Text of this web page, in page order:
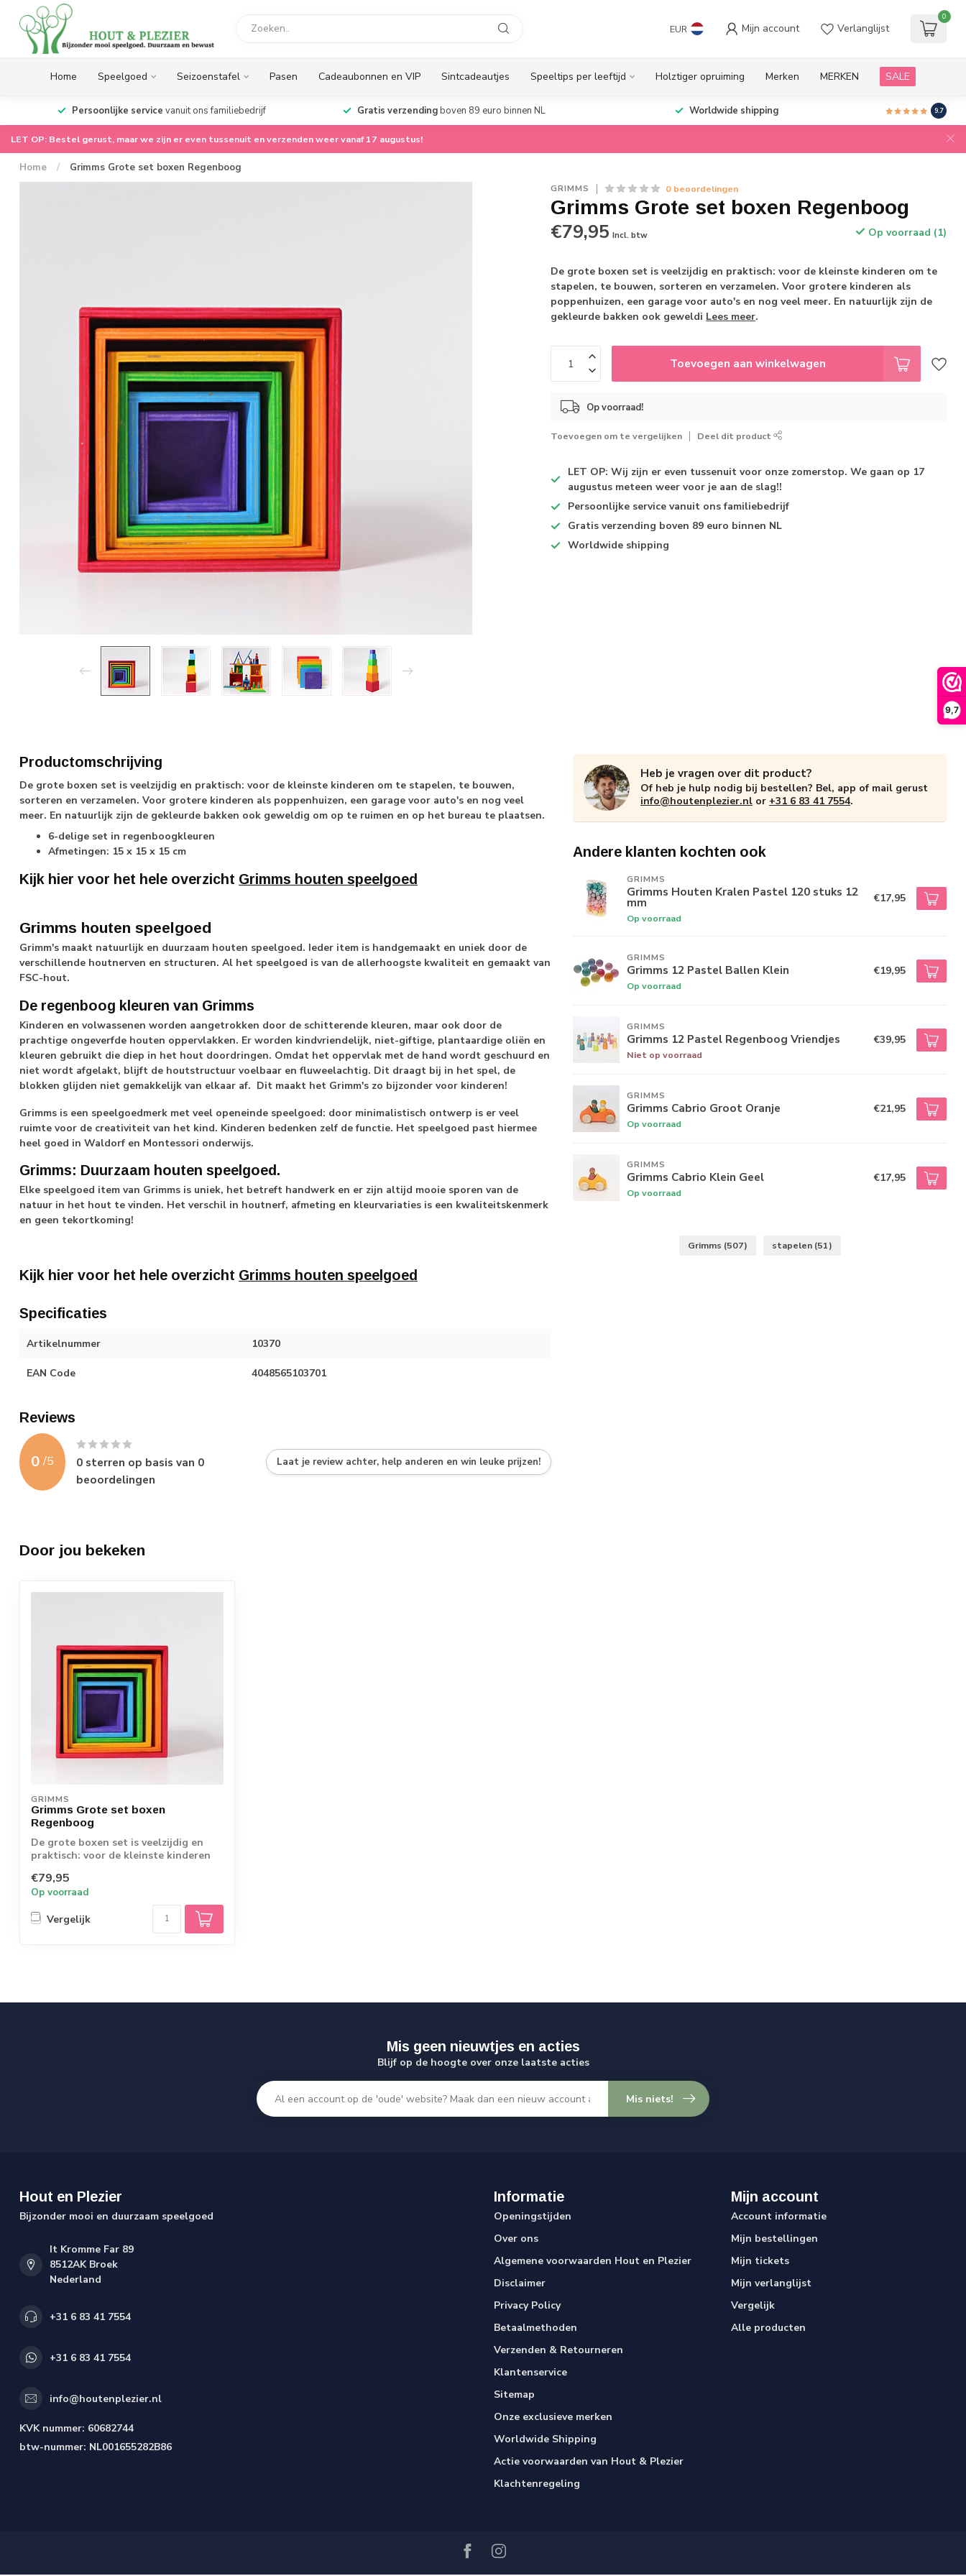
9,7
EUR Mijn account Verlanglijst
0
Home Speelgoed Seizoenstafel Pasen Cadeaubonnen en VIP Sintcadeautjes Speeltips per leeftijd Holztiger opruiming Merken MERKEN SALE
Persoonlijke service vanuit ons familiebedrijf Gratis verzendingboven 89 euro binnen NL Worldwide shipping 9.7
LET OP: Bestel gerust, maar we zijn er even tussenuit en verzenden weer vanaf 17 augustus!
Home / Grimms Grote set boxen Regenboog
GRIMMS 0 beoordelingen
Grimms Grote set boxen Regenboog
€79,95 Incl. btw Op voorraad (1)
De grote boxen set is veelzijdig en praktisch: voor de kleinste kinderen om te
stapelen, te bouwen, sorteren en verzamelen. Voor grotere kinderen als
poppenhuizen, een garage voor auto's en nog veel meer. En natuurlijk zijn de
gekleurde bakken ook geweldi Lees meer.
Toevoegen aan winkelwagen
Op voorraad!
Toevoegen om te vergelijken Deel dit product
LET OP: Wij zijn er even tussenuit voor onze zomerstop. We gaan op 17
augustus meteen weer voor je aan de slag!!
Persoonlijke service vanuit ons familiebedrijf
Gratis verzending boven 89 euro binnen NL
Worldwide shipping
Productomschrijving
De grote boxen set is veelzijdig en praktisch: voor de kleinste kinderen om te stapelen, te bouwen,
sorteren en verzamelen. Voor grotere kinderen als poppenhuizen, een garage voor auto's en nog veel
meer. En natuurlijk zijn de gekleurde bakken ook geweldig om op te ruimen en op het bureau te plaatsen.
6-delige set in regenboogkleuren
Afmetingen: 15 x 15 x 15 cm
Kijk hier voor het hele overzicht Grimms houten speelgoed
Grimms houten speelgoed
Grimm's maakt natuurlijk en duurzaam houten speelgoed. Ieder item is handgemaakt en uniek door de
verschillende houtnerven en structuren. Al het speelgoed is van de allerhoogste kwaliteit en gemaakt van
FSC-hout.
De regenboog kleuren van Grimms
Kinderen en volwassenen worden aangetrokken door de schitterende kleuren, maar ook door de
prachtige ongeverfde houten oppervlakken. Er worden kindvriendelijk, niet-giftige, plantaardige oliën en
kleuren gebruikt die diep in het hout doordringen. Omdat het oppervlak met de hand wordt geschuurd en
niet wordt afgelakt, blijft de houtstructuur voelbaar en fluweelachtig. Dit draagt bij in het spel, de
blokken glijden niet gemakkelijk van elkaar af. Dit maakt het Grimm's zo bijzonder voor kinderen!
Grimms is een speelgoedmerk met veel openeinde speelgoed: door minimalistisch ontwerp is er veel
ruimte voor de creativiteit van het kind. Kinderen bedenken zelf de functie. Het speelgoed past hiermee
heel goed in Waldorf en Montessori onderwijs.
Grimms: Duurzaam houten speelgoed.
Elke speelgoed item van Grimms is uniek, het betreft handwerk en er zijn altijd mooie sporen van de
natuur in het hout te vinden. Het verschil in houtnerf, afmeting en kleurvariaties is een kwaliteitskenmerk
en geen tekortkoming!
Kijk hier voor het hele overzicht Grimms houten speelgoed
Specificaties
Artikelnummer 10370
EAN Code 4048565103701
Reviews
0 /5 0 sterren op basis van 0
beoordelingen
Laat je review achter, help anderen en win leuke prijzen!
Heb je vragen over dit product?
Of heb je hulp nodig bij bestellen? Bel, app of mail gerust
info@houtenplezier.nl or +31 6 83 41 7554.
Andere klanten kochten ook
GRIMMS
Grimms Houten Kralen Pastel 120 stuks 12
mm
Op voorraad
€17,95
GRIMMS
Grimms 12 Pastel Ballen Klein
Op voorraad
€19,95
GRIMMS
Grimms 12 Pastel Regenboog Vriendjes
Niet op voorraad
€39,95
GRIMMS
Grimms Cabrio Groot Oranje
Op voorraad
€21,95
GRIMMS
Grimms Cabrio Klein Geel
Op voorraad
€17,95
Grimms (507) stapelen (51)
Door jou bekeken
GRIMMS
Grimms Grote set boxen
Regenboog
De grote boxen set is veelzijdig en
praktisch: voor de kleinste kinderen
€79,95
Op voorraad
Vergelijk
Mis geen nieuwtjes en acties
Blijf op de hoogte over onze laatste acties
Mis niets!
Hout en Plezier
Bijzonder mooi en duurzaam speelgoed
It Kromme Far 89
8512AK Broek
Nederland
+31 6 83 41 7554
+31 6 83 41 7554
info@houtenplezier.nl
KVK nummer: 60682744
btw-nummer: NL001655282B86
Informatie
Openingstijden
Over ons
Algemene voorwaarden Hout en Plezier
Disclaimer
Privacy Policy
Betaalmethoden
Verzenden & Retourneren
Klantenservice
Sitemap
Onze exclusieve merken
Worldwide Shipping
Actie voorwaarden van Hout & Plezier
Klachtenregeling
Mijn account
Account informatie
Mijn bestellingen
Mijn tickets
Mijn verlanglijst
Vergelijk
Alle producten